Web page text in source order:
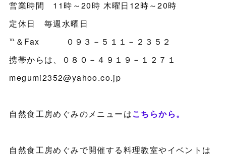
営業時間 11時～20時 木曜日12時～20時
定休日 毎週水曜日
℡＆Fax ０９３－５１１－２３５２
携帯からは、０８０－４９１９－１２７１
megumi2352@yahoo.co.jp
自然食工房めぐみのメニューはこちらから。
自然食工房めぐみで開催する料理教室やイベントは